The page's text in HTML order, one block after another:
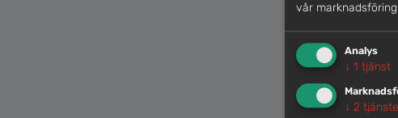
vår
Analys
↓ 1 tjänst
↓ 2